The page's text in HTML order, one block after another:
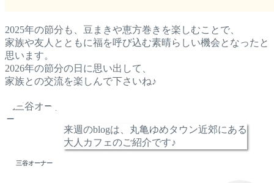
2025年の節分も、豆まきや恵方巻きを楽しむことで、
家族や友人とともに福を呼び込む素晴らしい機会となったと
思います。
2026年の節分の日に思い出して、
家族との交流を楽しんで下さいね♪
三谷オーナー
来週のblogは、丸亀ゆめタウン近郊にある
大人カフェのご紹介です♪